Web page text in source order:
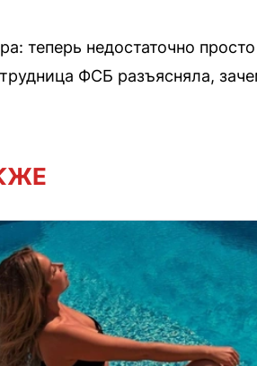
теперь недостаточно просто
ФСБ разъясняла,